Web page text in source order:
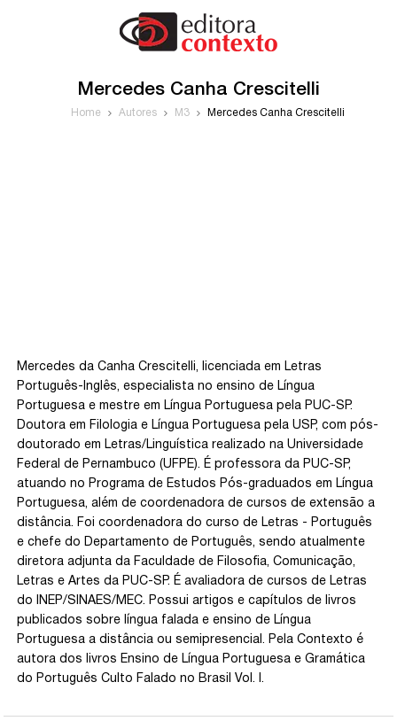
Mercedes Canha Crescitelli
Home Autores M3 Mercedes Canha Crescitelli
Mercedes da Canha Crescitelli, licenciada em Letras
Português-Inglês, especialista no ensino de Língua
Portuguesa e mestre em Língua Portuguesa pela PUC-SP.
Doutora em Filologia e Língua Portuguesa pela USP, com pós-
doutorado em Letras/Linguística realizado na Universidade
Federal de Pernambuco (UFPE). É professora da PUC-SP,
atuando no Programa de Estudos Pós-graduados em Língua
Portuguesa, além de coordenadora de cursos de extensão a
distância. Foi coordenadora do curso de Letras - Português
e chefe do Departamento de Português, sendo atualmente
diretora adjunta da Faculdade de Filosofia, Comunicação,
Letras e Artes da PUC-SP. É avaliadora de cursos de Letras
do INEP/SINAES/MEC. Possui artigos e capítulos de livros
publicados sobre língua falada e ensino de Língua
Portuguesa a distância ou semipresencial. Pela Contexto é
autora dos livros Ensino de Língua Portuguesa e Gramática
do Português Culto Falado no Brasil Vol. I.